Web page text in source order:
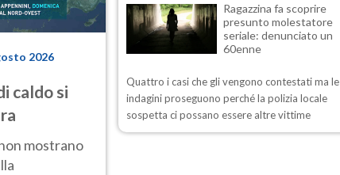
2026
caldo si
mostrano
Ragazzina fa scoprire
presunto molestatore
seriale: denunciato un
60enne
Quattro i casi che gli vengono contestati ma le
indagini proseguono perché la polizia locale
sospetta ci possano essere altre vittime